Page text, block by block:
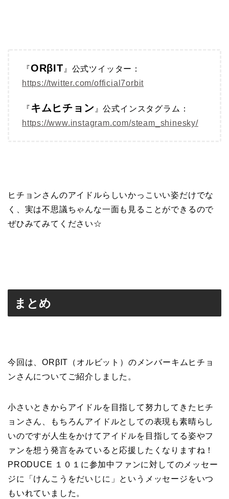
『ORβIT 』公式ツイッター：
https://twitter.com/official7orbit
『 キムヒチョン 』公式インスタグラム：
https://www.instagram.com/steam_shinesky/
ヒチョンさんのアイドルらしいかっこいい姿だけでな
く、実は不思議ちゃんな一面も見ることができるので
ぜひみてみてください☆
まとめ
今回は、ORβIT（オルビット）のメンバーキムヒチョ
ンさんについてご紹介しました。
小さいときからアイドルを目指して努力してきたヒチ
ョンさん、もちろんアイドルとしての表現も素晴らし
いのですが人生をかけてアイドルを目指してる姿やフ
ァンを想う発言をみていると応援したくなりますね！
PRODUCE １０１に参加中ファンに対してのメッセー
ジに「けんこうをだいじに」というメッセージをいつ
もいれていました。